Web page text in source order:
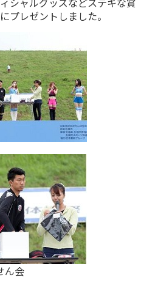
プレゼントしました。
ん会